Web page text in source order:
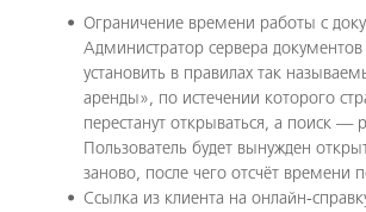
Ограничение времени работы с
Администратор сервера
установить в правилах так
аренды», по истечении которого
перестанут открываться, а поиск —
Пользователь будет вынужден
заново, после чего отсчёт времени
Ссылка из клиента на онлайн-